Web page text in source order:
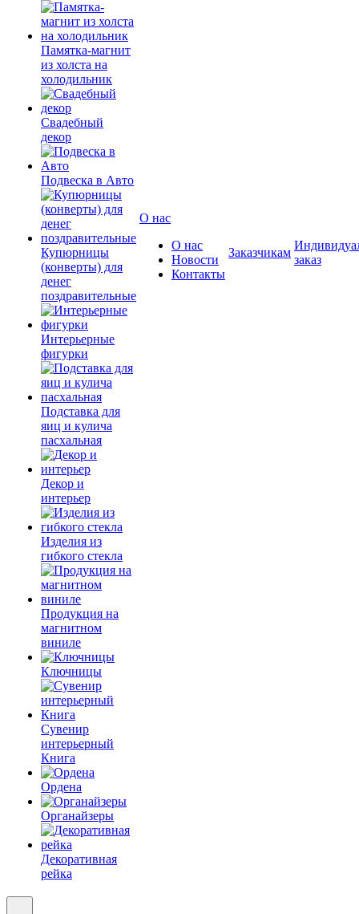
Памятка-магнит
из холста на
холодильник
Свадебный
декор
Подвеска в Авто
Купюрницы
(конверты) для
денег
поздравительные
Интерьерные
фигурки
Подставка для
яиц и кулича
пасхальная
Декор и
интерьер
Изделия из
гибкого стекла
Продукция на
магнитном
виниле
Ключницы
Сувенир
интерьерный
Книга
Ордена
Органайзеры
Декоративная
рейка
О нас
О нас
Новости
Контакты
Заказчикам
заказ